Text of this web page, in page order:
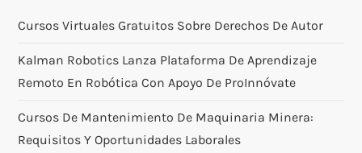
Cursos Virtuales Gratuitos Sobre Derechos De Autor
Kalman Robotics Lanza Plataforma De Aprendizaje
Remoto En Robótica Con Apoyo De ProInnóvate
Cursos De Mantenimiento De Maquinaria Minera:
Requisitos Y Oportunidades Laborales